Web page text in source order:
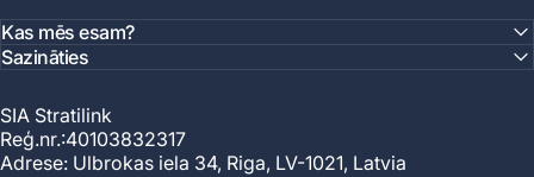
Kas mēs esam?
Sazināties
SIA Stratilink
Reģ.nr.:40103832317
Adrese: Ulbrokas iela 34, Riga, LV-1021, Latvia